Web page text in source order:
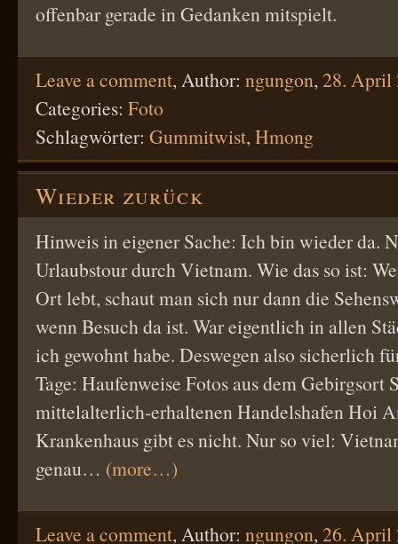
offenbar gerade in Gedanken mitspielt.
Leave a comment, Author: ngungon, 28. April
Categories: Foto
Schlagwörter: Gummitwist, Hmong
Wieder zurück
Hinweis in eigener Sache: Ich bin wieder da.
Urlaubstour durch Vietnam. Wie das so ist:
Ort lebt, schaut man sich nur dann die
wenn Besuch da ist. War eigentlich in allen
ich gewohnt habe. Deswegen also sicherlich
Tage: Haufenweise Fotos aus dem Gebirgsort
mittelalterlich-erhaltenen Handelshafen Hoi
Krankenhaus gibt es nicht. Nur so viel:
genau… (more…)
Leave a comment, Author: ngungon, 26. April